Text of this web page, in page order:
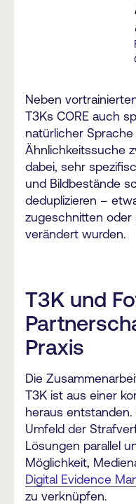
Neben
T3Ks CORE auch
natürlicher
Ähnlichkeitssuche
dabei, sehr
und Bildbestände
deduplizieren –
zugeschnitten oder
verändert wurden.
T3K und
Praxis
Die
T3K ist aus einer
heraus entstanden.
Umfeld der
Lösungen parallel
Möglichkeit,
Digital Evidence
zu verknüpfen.